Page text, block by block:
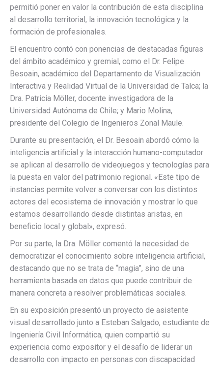
permitió poner en valor la contribución de esta disciplina
al desarrollo territorial, la innovación tecnológica y la
formación de profesionales.
El encuentro contó con ponencias de destacadas figuras
del ámbito académico y gremial, como el Dr. Felipe
Besoain, académico del Departamento de Visualización
Interactiva y Realidad Virtual de la Universidad de Talca; la
Dra. Patricia Möller, docente investigadora de la
Universidad Autónoma de Chile; y Mario Molina,
presidente del Colegio de Ingenieros Zonal Maule.
Durante su presentación, el Dr. Besoain abordó cómo la
inteligencia artificial y la interacción humano-computador
se aplican al desarrollo de videojuegos y tecnologías para
la puesta en valor del patrimonio regional. «Este tipo de
instancias permite volver a conversar con los distintos
actores del ecosistema de innovación y mostrar lo que
estamos desarrollando desde distintas aristas, en
beneficio local y global», expresó.
Por su parte, la Dra. Möller comentó la necesidad de
democratizar el conocimiento sobre inteligencia artificial,
destacando que no se trata de “magia”, sino de una
herramienta basada en datos que puede contribuir de
manera concreta a resolver problemáticas sociales.
En su exposición presentó un proyecto de asistente
visual desarrollado junto a Esteban Salgado, estudiante de
Ingeniería Civil Informática, quien compartió su
experiencia como expositor y el desafío de liderar un
desarrollo con impacto en personas con discapacidad